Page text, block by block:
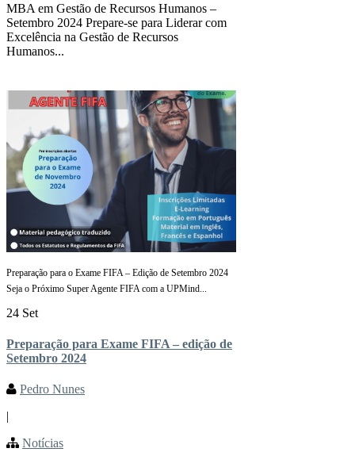
MBA em Gestão de Recursos Humanos –
Setembro 2024 Prepare-se para Liderar com
Excelência na Gestão de Recursos
Humanos...
Preparação para o Exame FIFA – Edição de Setembro 2024
Seja o Próximo Super Agente FIFA com a UPMind...
24 Set
Preparação para Exame FIFA – edição de
Setembro 2024
Pedro Nunes
|
Notícias